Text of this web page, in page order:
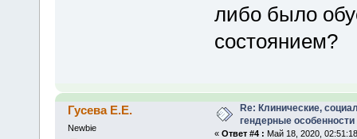
либо было
состоянием?
Гусева Е.Е.
Newbie
Re: Клинические,
гендерные особенности
« Ответ #4 : Май 18, 2020,